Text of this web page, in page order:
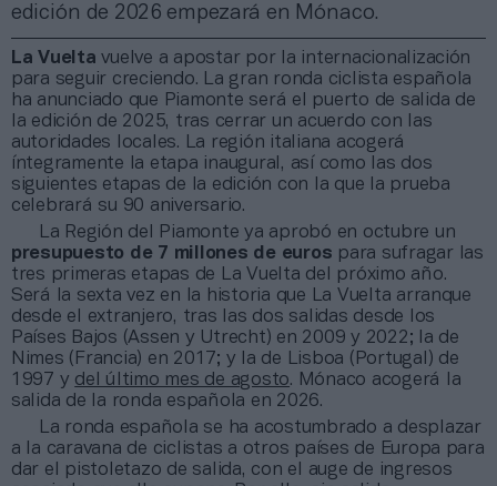
edición de 2026 empezará en Mónaco.
La Vueltavuelve a apostar por la internacionalización
para seguir creciendo. La gran ronda ciclista española
ha anunciado que Piamonte será el puerto de salida de
la edición de 2025, tras cerrar un acuerdo con las
autoridades locales. La región italiana acogerá
íntegramente la etapa inaugural, así como las dos
siguientes etapas de la edición con la que la prueba
celebrará su 90 aniversario.
La Región del Piamonte ya aprobó en octubre un
presupuesto de 7 millones de euros para sufragar las
tres primeras etapas de La Vuelta del próximo año.
Será la sexta vez en la historia que La Vuelta arranque
desde el extranjero, tras las dos salidas desde los
Países Bajos (Assen y Utrecht) en 2009 y 2022; la de
Nimes (Francia) en 2017; y la de Lisboa (Portugal) de
1997 y del último mes de agosto. Mónaco acogerá la
salida de la ronda española en 2026.
La ronda española se ha acostumbrado a desplazar
a la caravana de ciclistas a otros países de Europa para
dar el pistoletazo de salida, con el auge de ingresos